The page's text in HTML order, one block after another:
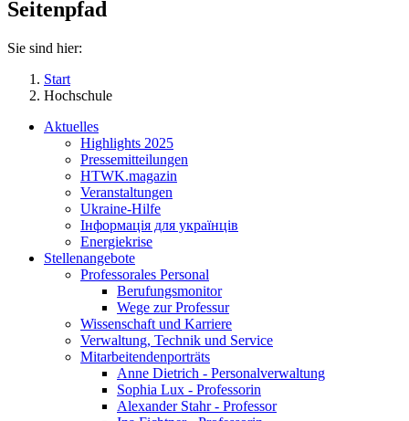
Seitenpfad
Sie sind hier:
Start
Hochschule
Aktuelles
Highlights 2025
Pressemitteilungen
HTWK.magazin
Veranstaltungen
Ukraine-Hilfe
Інформація для українців
Energiekrise
Stellenangebote
Professorales Personal
Berufungsmonitor
Wege zur Professur
Wissenschaft und Karriere
Verwaltung, Technik und Service
Mitarbeitendenporträts
Anne Dietrich - Personalverwaltung
Sophia Lux - Professorin
Alexander Stahr - Professor